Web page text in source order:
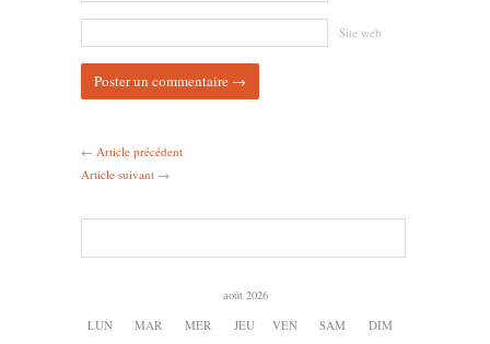
Site web
← Article précédent
Article suivant →
août 2026
LUN MAR MER JEU VEN SAM DIM